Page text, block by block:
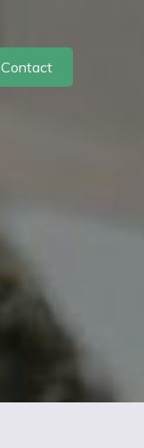
Contact